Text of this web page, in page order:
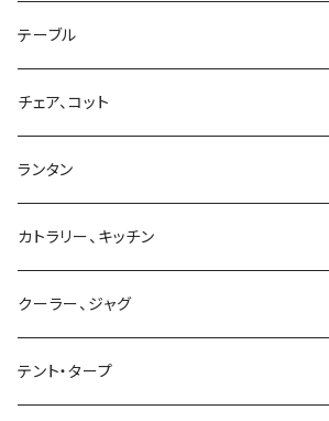
テーブル
チェア、コット
ランタン
カトラリー、キッチン
クーラー、ジャグ
テント・タープ